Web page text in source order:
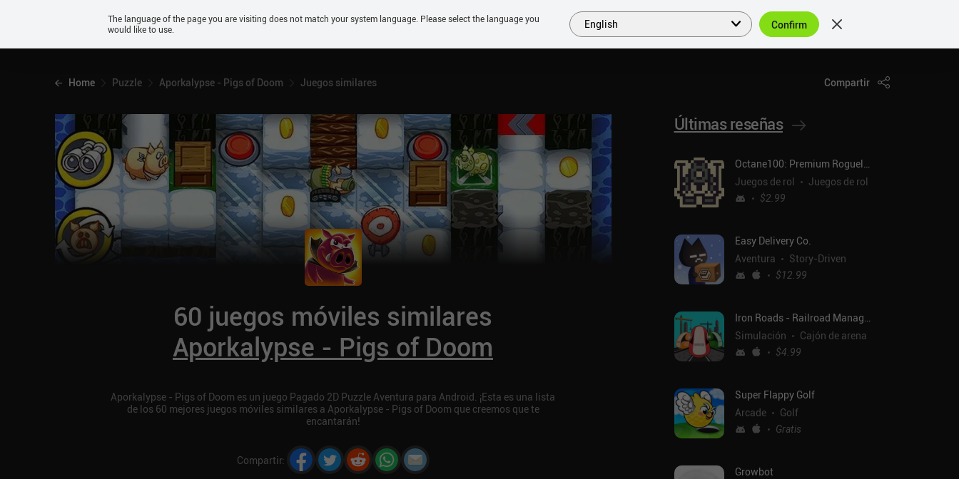
Android
PRÓXIMOS SIMILARES COLECCIONES TOP ES
Home Puzzle Aporkalypse - Pigs of Doom Juegos similares Compartir
60 juegos móviles similares
Aporkalypse - Pigs of Doom
Aporkalypse - Pigs of Doom es un juego Pagado 2D Puzzle Aventura para Android. ¡Esta es una lista
de los 60 mejores juegos móviles similares a Aporkalypse - Pigs of Doom que creemos que te
encantarán!
Compartir:
Últimas reseñas
Octane100: Premium Roguelike
Juegos de rol
Juegos de rol
$2.99
Easy Delivery Co.
Aventura
Story-Driven
$12.99
Iron Roads - Railroad Manager
Simulación
Cajón de arena
$4.99
Super Flappy Golf
Arcade
Golf
Gratis
Growbot
The language of the page you are visiting does not match your system language. Please select the language you
would like to use.
English Confirm